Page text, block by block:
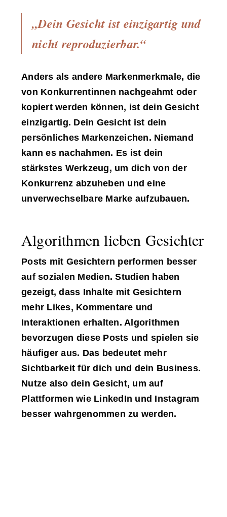
„Dein Gesicht ist einzigartig und
nicht reproduzierbar.“
Anders als andere Markenmerkmale, die
von Konkurrentinnen nachgeahmt oder
kopiert werden können, ist dein Gesicht
einzigartig. Dein Gesicht ist dein
persönliches Markenzeichen. Niemand
kann es nachahmen. Es ist dein
stärkstes Werkzeug, um dich von der
Konkurrenz abzuheben und eine
unverwechselbare Marke aufzubauen.
Algorithmen lieben Gesichter
Posts mit Gesichtern performen besser
auf sozialen Medien. Studien haben
gezeigt, dass Inhalte mit Gesichtern
mehr Likes, Kommentare und
Interaktionen erhalten. Algorithmen
bevorzugen diese Posts und spielen sie
häufiger aus. Das bedeutet mehr
Sichtbarkeit für dich und dein Business.
Nutze also dein Gesicht, um auf
Plattformen wie LinkedIn und Instagram
besser wahrgenommen zu werden.